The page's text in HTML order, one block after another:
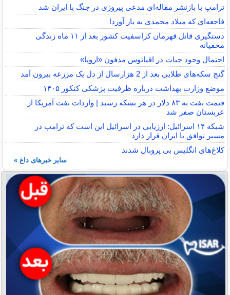
ترامپ با بازنشر مقاله‌ای مدعی پیروزی در جنگ با ایران شد
فاجعه‌ای که میلاد محمدی به بار آورد!
دستگیری قاتل قهرمان کراسفیت کشور بعد از ۱۱ ماه زندگی
مخفیانه
احتمال وجود حیات در اقیانوس مدفون «اروپا»
گنج سکه‌های طلایی بعد از 2 هزارسال از دل یک مزرعه بیرون آمد
موضع وزارت بهداشت درباره ظرفیت پزشکی کنکور ۱۴۰۵
قیمت نفت به ۸۳ دلار در هر بشکه رسید | واردات نفت آمریکا از
عربستان صفر شد
شبکه ۱۴ اسرائیل: ارزیابی در اسرائیل این است که ترامپ در
مسیر توافق با ایران قرار دارد
کلاغ‌های انگلیس بی پروبال شدند
سایر خبرهای داغ »